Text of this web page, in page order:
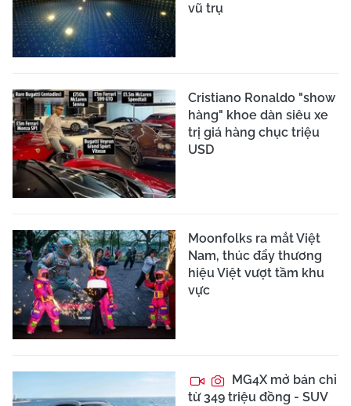
vũ trụ
Cristiano Ronaldo "show
hàng" khoe dàn siêu xe
trị giá hàng chục triệu
USD
Moonfolks ra mắt Việt
Nam, thúc đẩy thương
hiệu Việt vượt tầm khu
vực
MG4X mở bán chỉ
từ 349 triệu đồng - SUV